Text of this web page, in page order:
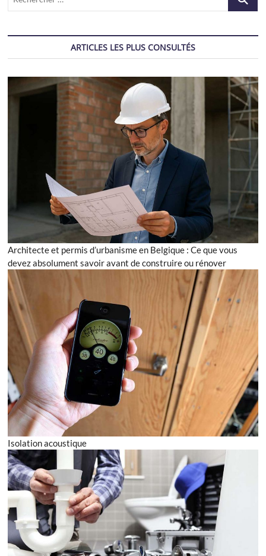
que
absolument
avant
ou
ARTICLES LES PLUS CONSULTÉS
Architecte et permis d’urbanisme en Belgique : Ce que vous
devez absolument savoir avant de construire ou rénover
Isolation acoustique